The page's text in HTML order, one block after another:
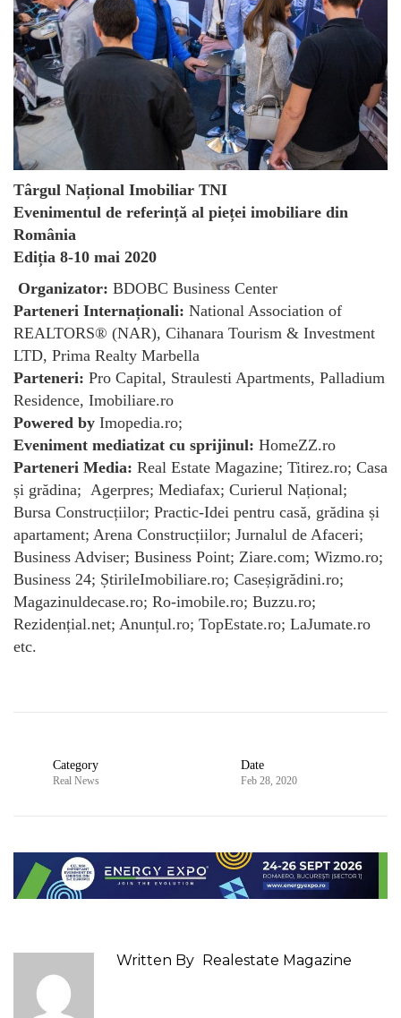
Târgul Național Imobiliar TNI
Evenimentul de referință al pieței imobiliare din
România
Ediția 8-10 mai 2020
Organizator: BDOBC Business Center
Parteneri Internaționali: National Association of
REALTORS® (NAR), Cihanara Tourism & Investment
LTD, Prima Realty Marbella
Parteneri: Pro Capital, Straulesti Apartments, Palladium
Residence, Imobiliare.ro
Powered by Imopedia.ro;
Eveniment mediatizat cu sprijinul: HomeZZ.ro
Parteneri Media: Real Estate Magazine; Titirez.ro; Casa
și grădina; Agerpres; Mediafax; Curierul Național;
Bursa Construcțiilor; Practic-Idei pentru casă, grădina și
apartament; Arena Construcțiilor; Jurnalul de Afaceri;
Business Adviser; Business Point; Ziare.com; Wizmo.ro;
Business 24; ȘtirileImobiliare.ro; Caseșigrădini.ro;
Magazinuldecase.ro; Ro-imobile.ro; Buzzu.ro;
Rezidențial.net; Anunțul.ro; TopEstate.ro; LaJumate.ro
etc.
Category
Real News
Date
Feb 28, 2020
Written By Realestate Magazine